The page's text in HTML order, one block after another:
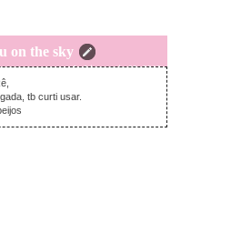
on the sky
segunda-feira, maio 09, 2016
tb curti usar.